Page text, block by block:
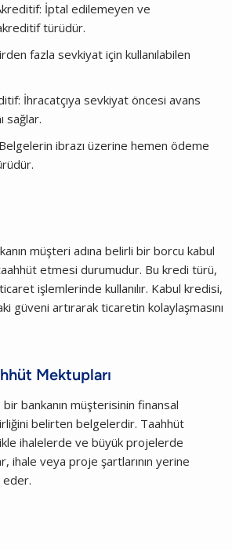
İptal edilemeyen ve
türüdür.
fazla sevkiyat için kullanılabilen
İhracatçıya sevkiyat öncesi avans
sağlar.
ibrazı üzerine hemen ödeme
müşteri adına belirli bir borcu kabul
etmesi durumudur. Bu kredi türü,
işlemlerinde kullanılır. Kabul kredisi,
güveni artırarak ticaretin kolaylaşmasını
Mektupları
bankanın müşterisinin finansal
belirten belgelerdir. Taahhüt
ihalelerde ve büyük projelerde
ihale veya proje şartlarının yerine
eder.